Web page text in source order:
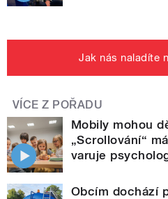
Jak nás naladíte
VÍCE Z POŘADU
Mobily mohou
„Scrollování“
varuje
Obcím dochází